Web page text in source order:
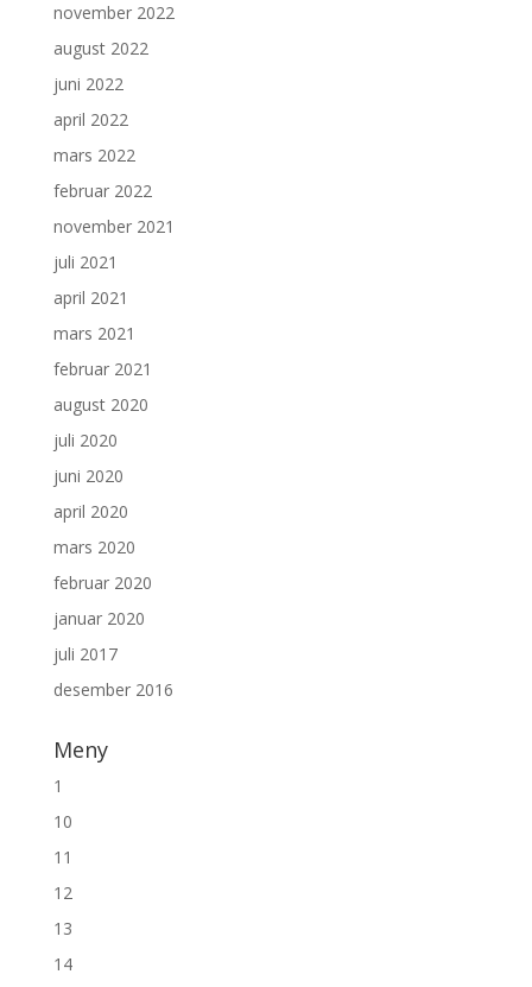
november 2022
august 2022
juni 2022
april 2022
mars 2022
februar 2022
november 2021
juli 2021
april 2021
mars 2021
februar 2021
august 2020
juli 2020
juni 2020
april 2020
mars 2020
februar 2020
januar 2020
juli 2017
desember 2016
Meny
1
10
11
12
13
14